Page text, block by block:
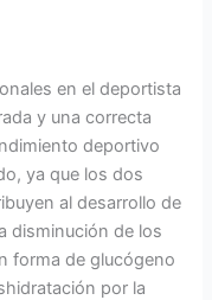
en el deportista
y una correcta
deportivo
ya que los dos
al desarrollo de
disminución de los
forma de glucógeno
por la